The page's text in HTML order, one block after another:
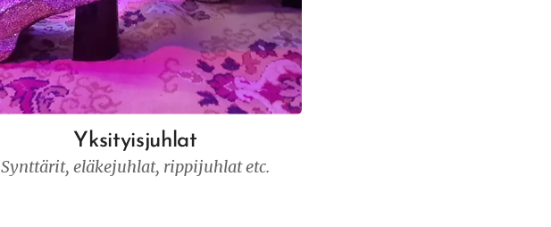
Yksityisjuhlat
Synttärit, eläkejuhlat, rippijuhlat etc.